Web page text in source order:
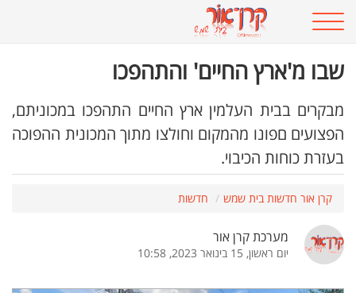
שבו מ'ארץ החיים' והתהפכו
מבקרים בבית העלמין ארץ החיים התהפכו במכוניתם,
הפצועים םפונו מהמקום וחולצו מתוך המכונית ההפוכה
בעזרת כוחות הכיבוי.
קרן אור חדשות בית שמש חדשות
מערכת קרן אור
יום ראשון, 15 בינואר 2023, 10:58